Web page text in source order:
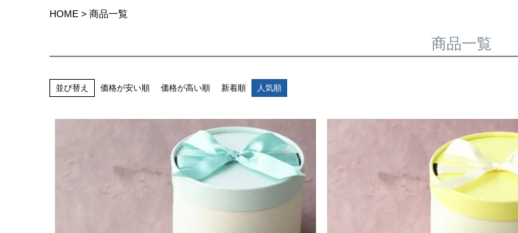
HOME 商品一覧
商品一覧
並び替え 価格が安い順 価格が高い順 新着順 人気順